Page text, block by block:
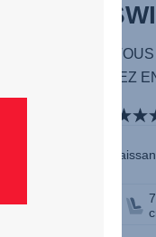
TOURNEZ-
GRANDISSEZ